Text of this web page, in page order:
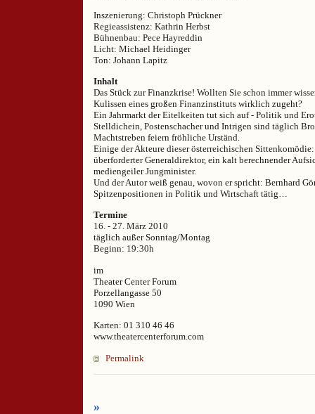
Inszenierung: Christoph Prückner
Regieassistenz: Kathrin Herbst
Bühnenbau: Pece Hayreddin
Licht: Michael Heidinger
Ton: Johann Lapitz
Inhalt
Das Stück zur Finanzkrise! Wollten Sie schon immer
Kulissen eines großen Finanzinstituts wirklich zugeht?
Ein Jahrmarkt der Eitelkeiten tut sich auf - Politik und
Stelldichein, Postenschacher und Intrigen sind täglich
Machtstreben feiern fröhliche Urständ.
Einige der Akteure dieser österreichischen
überforderter Generaldirektor, ein kalt berechnender
mediengeiler Jungminister.
Und der Autor weiß genau, wovon er spricht: Bernhard
Spitzenpositionen in Politik und Wirtschaft tätig…
Termine
16. - 27. März 2010
täglich außer Sonntag/Montag
Beginn: 19:30h
im
Theater Center Forum
Porzellangasse 50
1090 Wien
Karten: 01 310 46 46
www.theatercenterforum.com
Permalink
»